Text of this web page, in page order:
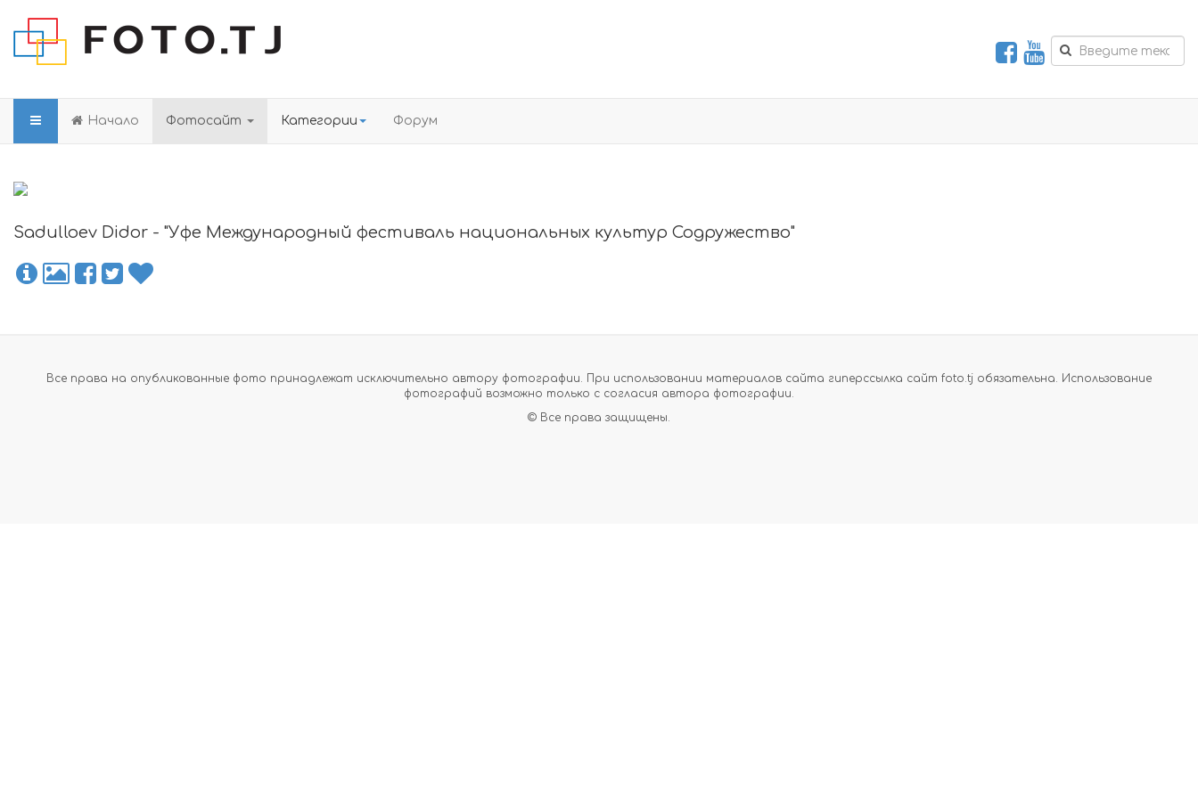
Начало Фотосайт Категории Форум
Sadulloev Didor - "Уфе Международный фестиваль национальных культур Содружество"
Все права на опубликованные фото принадлежат исключительно автору фотографии. При использовании материалов сайта гиперссылка сайт foto.tj обязательна. Использование
фотографий возможно только с согласия автора фотографии.
© Все права защищены.